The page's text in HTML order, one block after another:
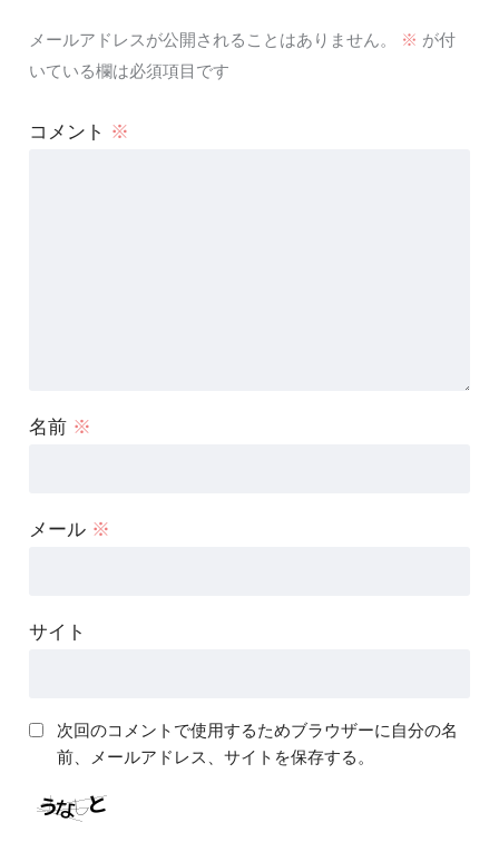
メールアドレスが公開されることはありません。 ※ が付
いている欄は必須項目です
コメント ※
名前 ※
メール ※
サイト
次回のコメントで使用するためブラウザーに自分の名
前、メールアドレス、サイトを保存する。